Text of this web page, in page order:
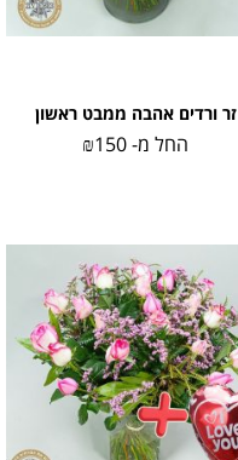
זר ורדים אהבה ממבט ראשון
החל מ- ₪150